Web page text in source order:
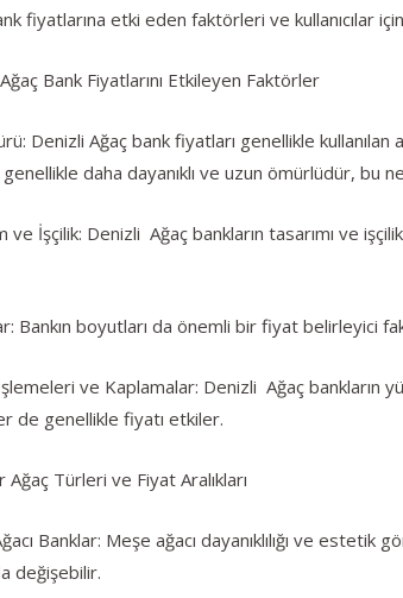
fiyatlarına etki eden faktörleri ve kullanıcılar
Bank Fiyatlarını Etkileyen Faktörler
Denizli Ağaç bank fiyatları genellikle
daha dayanıklı ve uzun ömürlüdür, bu
ve İşçilik: Denizli Ağaç bankların tasarımı ve
Bankın boyutları da önemli bir fiyat belirleyici
ve Kaplamalar: Denizli Ağaç bankların
de genellikle fiyatı etkiler.
Ağaç Türleri ve Fiyat Aralıkları
Banklar: Meşe ağacı dayanıklılığı ve
değişebilir.